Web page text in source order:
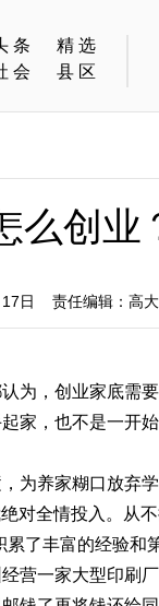
条
精选
会
县区
么创业
日 责任编辑：高
为，创业家底需
家，也不是一开
为养家糊口放弃
对全情投入。从
了丰富的经验
营一家大型印刷